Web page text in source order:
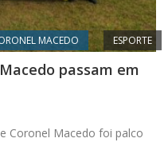
MACEDO ESPORTE
passam em
Coronel Macedo foi palco